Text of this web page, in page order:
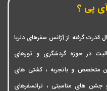
پی ؟
گرفته از آژانس سفرهای دلربا
11 سال سابقه فعالیت در حوزه گردشگری و تورهای
متخصص و باتجربه ، کشتی های
جشن های مناسبتی ، ترانسفرهای